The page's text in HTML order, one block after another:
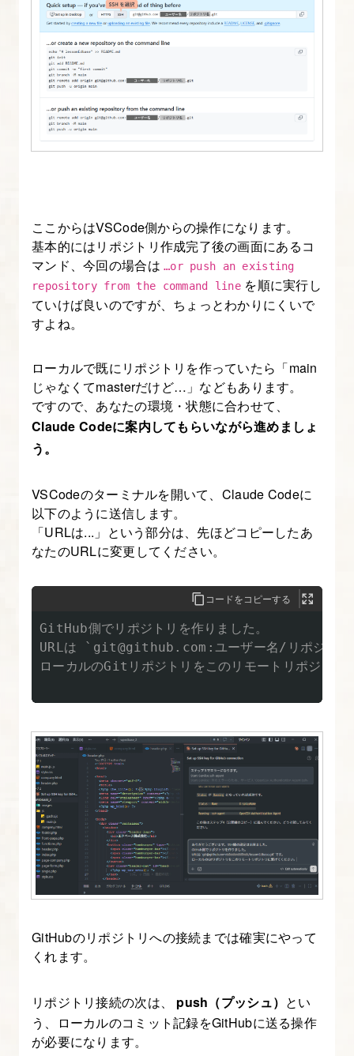
ここからはVSCode側からの操作になります。
基本的にはリポジトリ作成完了後の画面にあるコ
マンド、今回の場合は…or push an existing
repository from the command lineを順に実行し
ていけば良いのですが、ちょっとわかりにくいで
すよね。
ローカルで既にリポジトリを作っていたら「main
じゃなくてmasterだけど…」などもあります。
ですので、あなたの環境・状態に合わせて、
Claude Codeに案内してもらいながら進めましょ
う。
VSCodeのターミナルを開いて、Claude Codeに
以下のように送信します。
「URLは...」という部分は、先ほどコピーしたあ
なたのURLに変更してください。
コードをコピーする
GitHub側でリポジトリを作りました。
URLは `git@github.com:ユーザー名/リポジト
ローカルのGitリポジトリをこのリモートリポジトリ
GitHubのリポジトリへの接続までは確実にやって
くれます。
リポジトリ接続の次は、 push（プッシュ） とい
う、ローカルのコミット記録をGitHubに送る操作
が必要になります。